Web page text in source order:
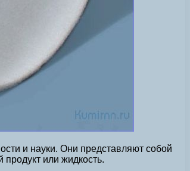
и науки. Они представляют собой
или жидкость.